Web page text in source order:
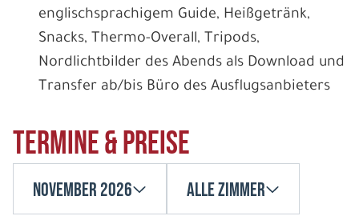
englischsprachigem Guide, Heißgetränk,
Snacks, Thermo-Overall, Tripods,
Nordlichtbilder des Abends als Download und
Transfer ab/bis Büro des Ausflugsanbieters
Termine & Preise
November 2026 Alle Zimmer